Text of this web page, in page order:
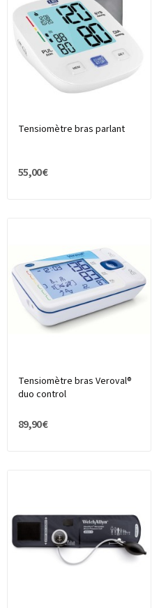
Tensiomètre bras parlant
55,00 €
Tensiomètre bras Veroval®
duo control
89,90 €